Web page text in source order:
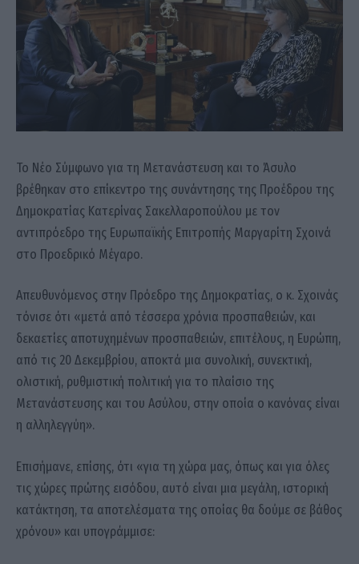
Το Νέο Σύμφωνο για τη Μετανάστευση και το Άσυλο
βρέθηκαν στο επίκεντρο της συνάντησης της Προέδρου της
Δημοκρατίας Κατερίνας Σακελλαροπούλου με τον
αντιπρόεδρο της Ευρωπαϊκής Επιτροπής Μαργαρίτη Σχοινά
στο Προεδρικό Μέγαρο.
Απευθυνόμενος στην Πρόεδρο της Δημοκρατίας, ο κ. Σχοινάς
τόνισε ότι «μετά από τέσσερα χρόνια προσπαθειών, και
δεκαετίες αποτυχημένων προσπαθειών, επιτέλους, η Ευρώπη,
από τις 20 Δεκεμβρίου, αποκτά μια συνολική, συνεκτική,
ολιστική, ρυθμιστική πολιτική για το πλαίσιο της
Μετανάστευσης και του Ασύλου, στην οποία ο κανόνας είναι
η αλληλεγγύη».
Επισήμανε, επίσης, ότι «για τη χώρα μας, όπως και για όλες
τις χώρες πρώτης εισόδου, αυτό είναι μια μεγάλη, ιστορική
κατάκτηση, τα αποτελέσματα της οποίας θα δούμε σε βάθος
χρόνου» και υπογράμμισε: